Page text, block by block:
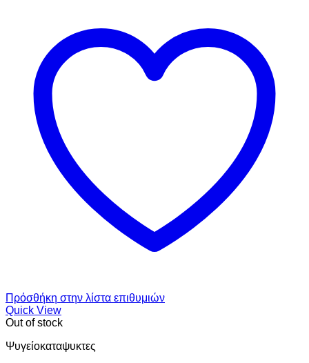
Πρόσθήκη στην λίστα επιθυμιών
Quick View
Out of stock
Ψυγείοκαταψυκτες